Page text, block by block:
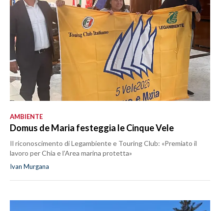
AMBIENTE
Domus de Maria festeggia le Cinque Vele
Il riconoscimento di Legambiente e Touring Club: «Premiato il
lavoro per Chia e l’Area marina protetta»
Ivan Murgana